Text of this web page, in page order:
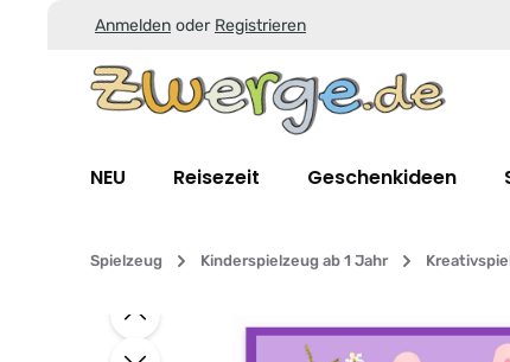
Zum Hauptinhalt springen
Zur Suche springen
Zur Hauptnavigation springen
Anmelden oder Registrieren
NEU Reisezeit Geschenkideen
Spielzeug Kinderspielzeug ab 1 Jahr
Bildergalerie überspringen